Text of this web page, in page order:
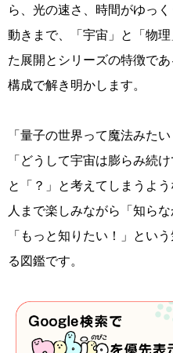
ら、光の速さ、時間がゆっ
動きまで、「宇宙」と「物
た展開とシリーズの特徴で
構成で解き明かします。
「量子の世界って魔法みたい
「どうして宇宙は膨らみ続
と「？」と考えてしまうよ
人まで楽しみながら「知ら
「もっと知りたい！」とい
る図鑑です。